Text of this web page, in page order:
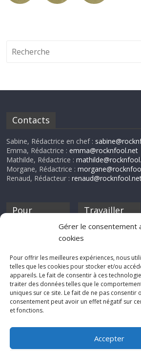
Gérer le consentement
cookies
Pour offrir les meilleures expériences, nous
telles que les cookies pour stocker et/ou
appareils. Le fait de consentir à ces
traiter des données telles que le
uniques sur ce site. Le fait de ne pas consentir
consentement peut avoir un effet négatif sur
et fonctions.
Accepter
Contacts
Sabine, Rédactrice en chef :
Emma, Rédactrice :emma@rocknfool.net
Mathilde, Rédactrice :
Morgane, Rédactrice :
Renaud, Rédacteur :
Pour
discothèque
Travailler
Si tu souhaites
Rocknfool, n'hésite
pas à nous envoyer
tes chroniques de
concerts, de films,
séries ou des billets
d'humeur :
net